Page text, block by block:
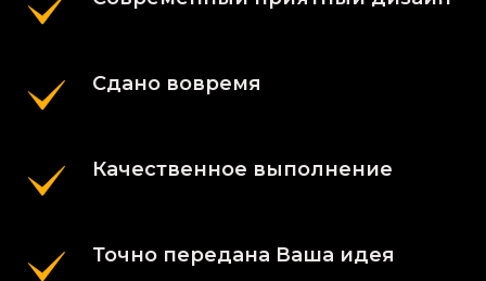
Сдано вовремя
Качественное выполнение
Точно передана Ваша идея